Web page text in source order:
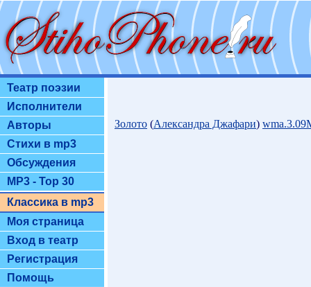
Театр поэзии
Исполнители
Авторы
Стихи в mp3
Обсуждения
MP3 - Top 30
Классика в mp3
Моя страница
Вход в театр
Регистрация
Помощь
Золото (Александра Джафари)